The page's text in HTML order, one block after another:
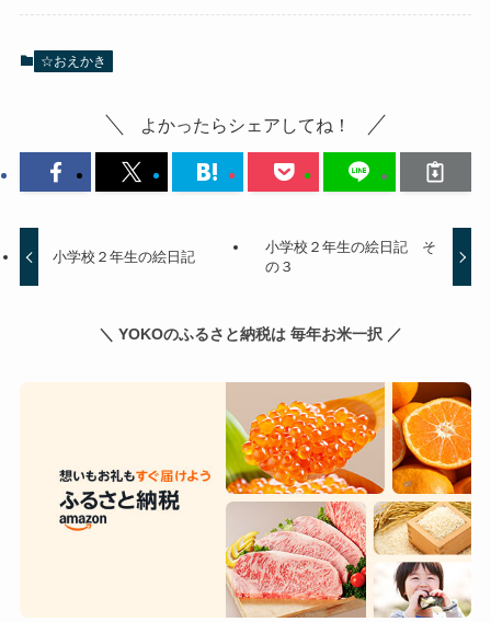
☆おえかき
よかったらシェアしてね！
小学校２年生の絵日記
小学校２年生の絵日記 そ
の３
＼ YOKOのふるさと納税は 毎年お米一択 ／